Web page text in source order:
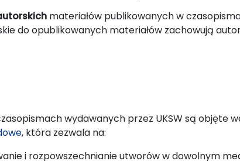
materiałów publikowanych w
do opublikowanych materiałów zachowują
wydawanych przez UKSW są objęte
, która zezwala na:
i rozpowszechnianie utworów w dowolnym